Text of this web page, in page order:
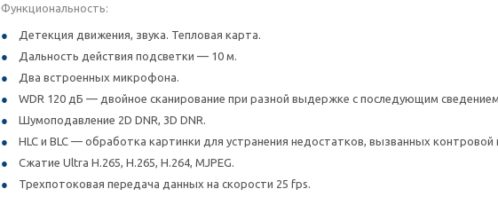
Функциональность:
Детекция движения, звука. Тепловая карта.
Дальность действия подсветки — 10 м.
Два встроенных микрофона.
WDR 120 дБ — двойное сканирование при разной выдержке с последующим
Шумоподавление 2D DNR, 3D DNR.
HLC и BLC — обработка картинки для устранения недостатков, вызванных контровой
Сжатие Ultra H.265, H.265, H.264, MJPEG.
Трехпотоковая передача данных на скорости 25 fps.